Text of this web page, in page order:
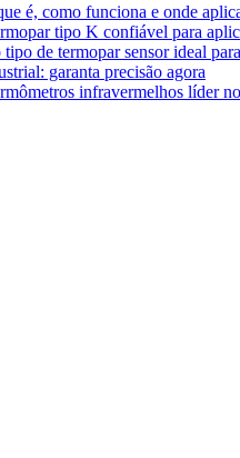
é, como funciona e onde
tipo K confiável para
de termopar sensor ideal
garanta precisão agora
infravermelhos líder